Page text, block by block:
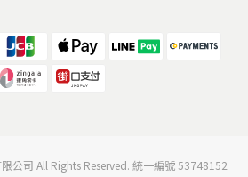
公司 All Rights Reserved. 統一編號 53748152